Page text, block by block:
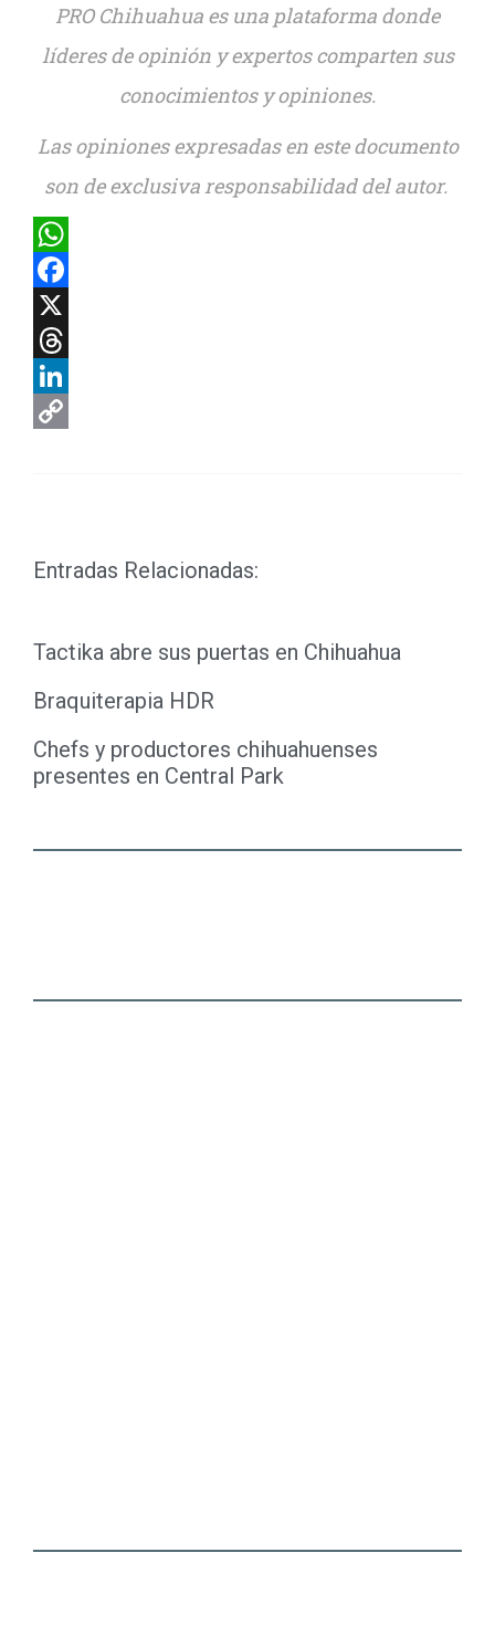
PRO Chihuahua es una plataforma donde
líderes de opinión y expertos comparten sus
conocimientos y opiniones.
Las opiniones expresadas en este documento
son de exclusiva responsabilidad del autor.
WhatsApp
Facebook
X
Threads
LinkedIn
Entradas Relacionadas:
Tactika abre sus puertas en Chihuahua
Braquiterapia HDR
Chefs y productores chihuahuenses
presentes en Central Park